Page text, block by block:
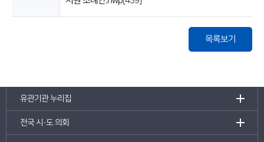
목록보기
유관기관 누리집
전국 시·도 의회